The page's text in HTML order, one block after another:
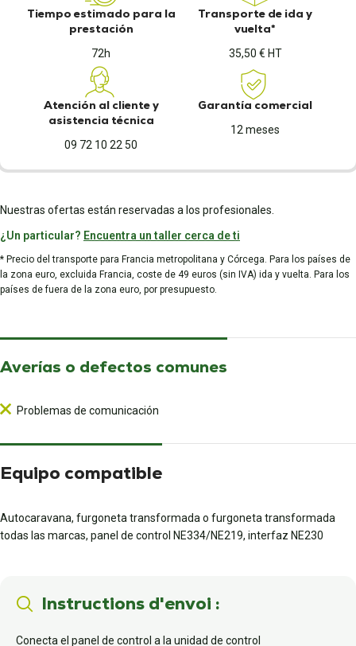
Tiempo estimado para la
prestación
72h
Transporte de ida y
vuelta*
35,50 € HT
Atención al cliente y
asistencia técnica
09 72 10 22 50
Garantía comercial
12 meses
Nuestras ofertas están reservadas a los profesionales.
¿Un particular? Encuentra un taller cerca de ti
* Precio del transporte para Francia metropolitana y Córcega. Para los países de
la zona euro, excluida Francia, coste de 49 euros (sin IVA) ida y vuelta. Para los
países de fuera de la zona euro, por presupuesto.
Averías o defectos comunes
Problemas de comunicación
Equipo compatible
Autocaravana, furgoneta transformada o furgoneta transformada
todas las marcas, panel de control NE334/NE219, interfaz NE230
Instructions d'envoi :
Conecta el panel de control a la unidad de control